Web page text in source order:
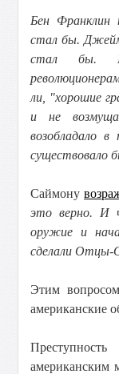
Бен
стал бы.
стал бы.
ли, "хорошие
и не
возобладало
существовало
Саймону
это верно. И
оружие и
сделали Отцы-
Этим
американские
американским